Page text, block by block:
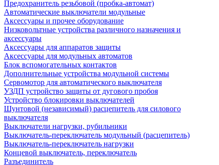
Предохранитель резьбовой (пробка-автомат)
Автоматические выключатели модульные
Аксессуары и прочее оборудование
Низковольтные устройства различного назначения и
аксессуары
Аксессуары для аппаратов защиты
Аксессуары для модульных автоматов
Блок вспомогательных контактов
Дополнительные устройства модульной системы
Сервомотор для автоматического выключателя
УЗДП устройство защиты от дугового пробоя
Устройство блокировки выключателей
Шунтовой (независимый) расцепитель для силового
выключателя
Выключатели нагрузки, рубильники
Выключатель-переключатель модульный (расцепитель)
Выключатель-переключатель нагрузки
Концевой выключатель, переключатель
Разъединитель